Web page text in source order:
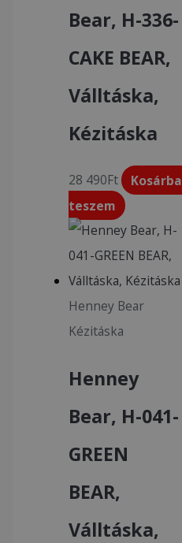
Bear, H-336-
CAKE BEAR,
Válltáska,
Kézitáska
28 490Ft
Kosárba
teszem
Henney Bear
Kézitáska
Henney
Bear, H-041-
GREEN
BEAR,
Válltáska,